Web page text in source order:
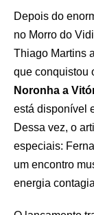
Depois do
no Morro do
Thiago Martins
que conquistou
Noronha a
está disponível
Dessa vez, o
especiais:
um encontro
energia